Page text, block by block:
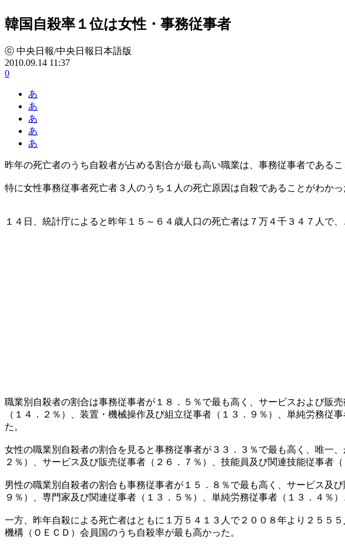
韓国自殺率１位は女性・事務従事者
ⓒ 中央日報/中央日報日本語版
2010.09.14 11:37
0
あ
あ
あ
あ
あ
昨年の死亡者のうち自殺者が占める割合が最も高い職業は、事務従事者であるこ
特に女性事務従事者死亡者３人のうち１人の死亡原因は自殺であることがわかっ
１４日、統計庁によると昨年１５～６４歳人口の死亡者は７万４千３４７人で
職業別自殺者の割合は事務従事者が１８．５％で最も高く、サービスおよび販
（１４．２％）、装置・機械操作及び組立従事者（１３．９％）、単純労務
た。
女性の職業別自殺者の割合を見ると事務従事者が３３．３％で最も高く、唯一
２％）、サービス及び販売従事者（２６．７％）、技能員及び関連技能従事者
男性の職業別自殺者の割合も事務従事者が１５．８％で最も高く、サービス及
９％）、専門家及び関連従事者（１３．５％）、単純労務従事者（１３．４％
一方、昨年自殺による死亡者はともに１万５４１３人で２００８年より２５５
機構（ＯＥＣＤ）会員国のうち自殺率が最も高かった。